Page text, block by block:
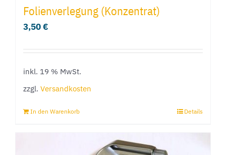
Folienverlegung (Konzentrat)
3,50€
inkl. 19 % MwSt.
zzgl. Versandkosten
In den Warenkorb Details